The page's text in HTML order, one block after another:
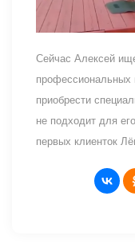
Сейчас Алексей
приобрести
не подходит для
первых клиенток